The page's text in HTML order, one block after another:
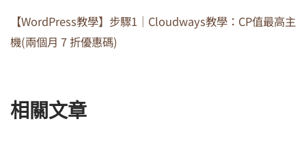
【WordPress教學】步驟1｜Cloudways教學：CP值最高主
機(兩個月 7 折優惠碼)
相關文章